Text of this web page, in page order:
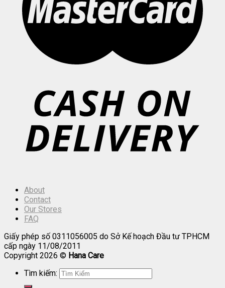
About
Contact
Our Stores
FAQ
Giấy phép số 0311056005 do Sở Kế hoạch Đầu tư TPHCM
cấp ngày 11/08/2011
Copyright 2026 © Hana Care
Tìm kiếm: